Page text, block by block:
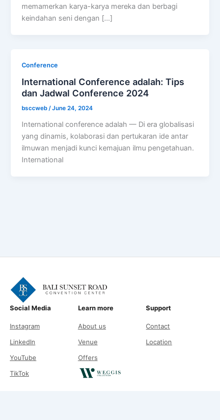
memamerkan karya-karya mereka dan berbagi
keindahan seni dengan […]
Conference
International Conference adalah: Tips
dan Jadwal Conference 2024
bsccweb/June 24, 2024
International conference adalah — Di era globalisasi
yang dinamis, kolaborasi dan pertukaran ide antar
ilmuwan menjadi kunci kemajuan ilmu pengetahuan.
International
Social Media
Instagram
LinkedIn
YouTube
TikTok
Learn more
About us
Venue
Offers
Support
Contact
Location